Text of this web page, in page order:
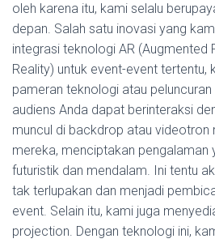
oleh karena itu, kami selalu
depan. Salah satu inovasi yang
integrasi teknologi AR (Augmented
Reality) untuk event-event tertentu,
pameran teknologi atau
audiens Anda dapat berinteraksi
muncul di backdrop atau videotron
mereka, menciptakan pengalaman
futuristik dan mendalam. Ini tentu
tak terlupakan dan menjadi
event. Selain itu, kami juga
projection. Dengan teknologi ini,